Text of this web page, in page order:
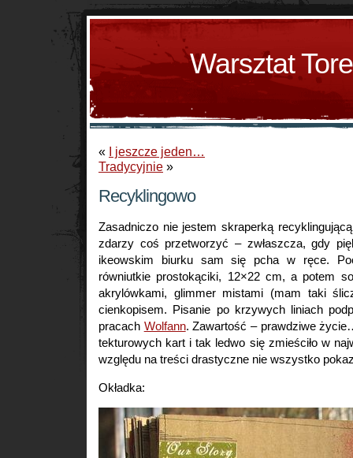
Warsztat
« I jeszcze jeden…
Tradycyjnie »
Recyklingowo
Zasadniczo nie jestem skraperką
zdarzy coś przetworzyć – zwłaszcza, gdy
ikeowskim biurku sam się pcha w ręce.
równiutkie prostokąciki, 12×22 cm, a potem
akrylówkami, glimmer mistami (mam taki
cienkopisem. Pisanie po krzywych liniach
pracach Wolfann. Zawartość – prawdziwe
tekturowych kart i tak ledwo się zmieściło w
względu na treści drastyczne nie wszystko
Okładka: